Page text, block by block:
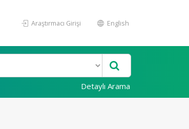
Araştırmacı Girişi English
Detaylı Arama